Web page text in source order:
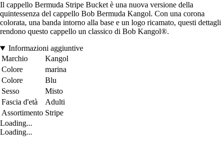
Il cappello Bermuda Stripe Bucket è una nuova versione della
quintessenza del cappello Bob Bermuda Kangol. Con una corona
colorata, una banda intorno alla base e un logo ricamato, questi dettagli
rendono questo cappello un classico di Bob Kangol®.
Informazioni aggiuntive
Marchio
Kangol
Colore
marina
Colore
Blu
Sesso
Misto
Fascia d'età
Adulti
Assortimento Stripe
Loading...
Loading...